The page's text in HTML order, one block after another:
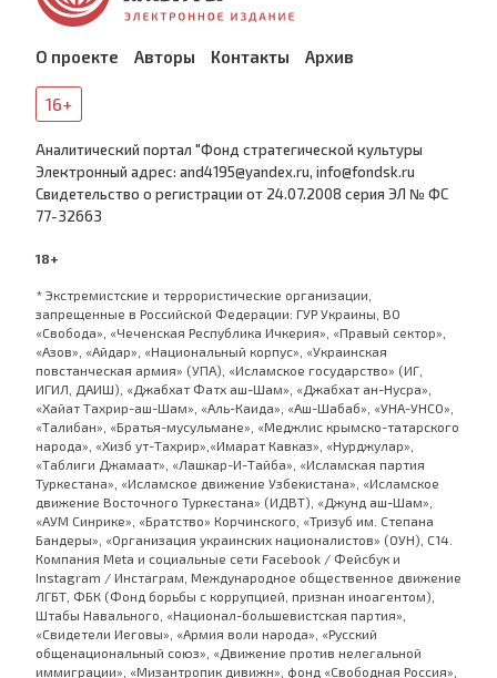
О проекте Авторы Контакты Архив
16+
Аналитический портал "Фонд стратегической культуры
Электронный адрес: and4195@yandex.ru, info@fondsk.ru
Cвидетельство о регистрации от 24.07.2008 серия ЭЛ № ФС
77-32663
18+
* Экстремистские и террористические организации,
запрещенные в Российской Федерации: ГУР Украины, ВО
«Свобода», «Чеченская Республика Ичкерия», «Правый сектор»,
«Азов», «Айдар», «Национальный корпус», «Украинская
повстанческая армия» (УПА), «Исламское государство» (ИГ,
ИГИЛ, ДАИШ), «Джабхат Фатх аш-Шам», «Джабхат ан-Нусра»,
«Хайат Тахрир-аш-Шам», «Аль-Каида», «Аш-Шабаб», «УНА-УНСО»,
«Талибан», «Братья-мусульмане», «Меджлис крымско-татарского
народа», «Хизб ут-Тахрир»,«Имарат Кавказ», «Нурджулар»,
«Таблиги Джамаат», «Лашкар-И-Тайба», «Исламская партия
Туркестана», «Исламское движение Узбекистана», «Исламское
движение Восточного Туркестана» (ИДВТ), «Джунд аш-Шам»,
«АУМ Синрике», «Братство» Корчинского, «Тризуб им. Степана
Бандеры», «Организация украинских националистов» (ОУН), С14.
Компания Meta и социальные сети Facebook / Фейсбук и
Instagram / Инстаграм, Международное общественное движение
ЛГБТ, ФБК (Фонд борьбы с коррупцией, признан иноагентом),
Штабы Навального, «Национал-большевистская партия»,
«Свидетели Иеговы», «Армия воли народа», «Русский
общенациональный союз», «Движение против нелегальной
иммиграции», «Мизантропик дивижн», фонд «Свободная Россия»,